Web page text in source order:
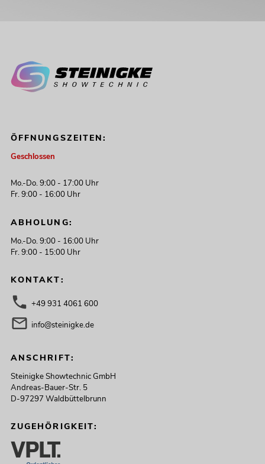
ÖFFNUNGSZEITEN:
Geschlossen
Mo.-Do. 9:00 - 17:00 Uhr
Fr. 9:00 - 16:00 Uhr
ABHOLUNG:
Mo.-Do. 9:00 - 16:00 Uhr
Fr. 9:00 - 15:00 Uhr
KONTAKT:
+49 931 4061 600
info@steinigke.de
ANSCHRIFT:
Steinigke Showtechnic GmbH
Andreas-Bauer-Str. 5
D-97297 Waldbüttelbrunn
ZUGEHÖRIGKEIT: